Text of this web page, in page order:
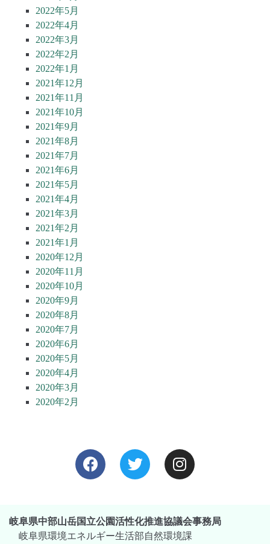
2022年5月
2022年4月
2022年3月
2022年2月
2022年1月
2021年12月
2021年11月
2021年10月
2021年9月
2021年8月
2021年7月
2021年6月
2021年5月
2021年4月
2021年3月
2021年2月
2021年1月
2020年12月
2020年11月
2020年10月
2020年9月
2020年8月
2020年7月
2020年6月
2020年5月
2020年4月
2020年3月
2020年2月
岐阜県中部山岳国立公園活性化推進協議会事務局
岐阜県環境エネルギー生活部自然環境課